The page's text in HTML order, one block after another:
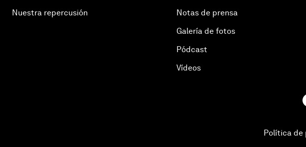
Nuestra repercusión
Notas de prensa
Galería de fotos
Pódcast
Vídeos
Política de